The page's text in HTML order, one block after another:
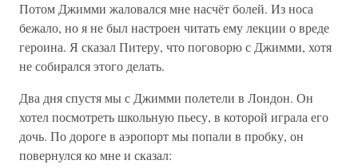
Потом Джимми жаловался мне насчёт болей. Из носа
бежало, но я не был настроен читать ему лекции о вреде
героина. Я сказал Питеру, что поговорю с Джимми, хотя
не собирался этого делать.
Два дня спустя мы с Джимми полетели в Лондон. Он
хотел посмотреть школьную пьесу, в которой играла его
дочь. По дороге в аэропорт мы попали в пробку, он
повернулся ко мне и сказал: